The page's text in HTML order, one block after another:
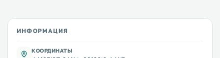
ИНФОРМАЦИЯ
КООРДИНАТЫ